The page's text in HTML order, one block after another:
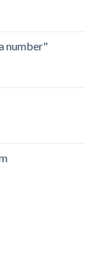
number"